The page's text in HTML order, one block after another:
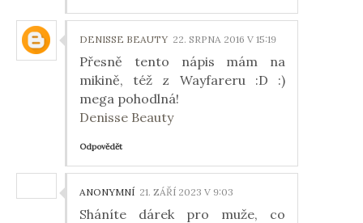
DENISSE BEAUTY 22. SRPNA 2016 V 15:19
Přesně tento nápis mám na
mikině, též z Wayfareru :D :)
mega pohodlná!
Denisse Beauty
Odpovědět
ANONYMNÍ 21. ZÁŘÍ 2023 V 9:03
Sháníte dárek pro muže, co